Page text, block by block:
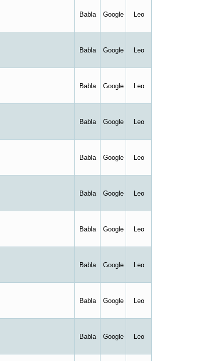
Babla Google Leo
Babla Google Leo
Babla Google Leo
Babla Google Leo
Babla Google Leo
Babla Google Leo
Babla Google Leo
Babla Google Leo
Babla Google Leo
Babla Google Leo